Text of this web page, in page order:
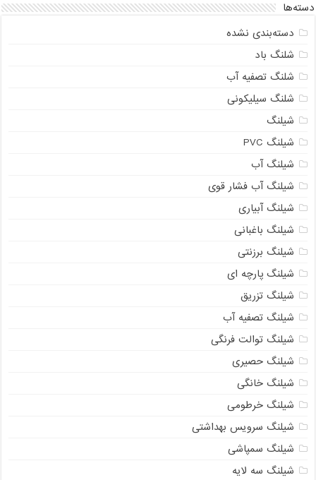
دسته‌ها
دسته‌بندی نشده
شلنگ باد
شلنگ تصفیه آب
شلنگ سیلیکونی
شیلنگ
شیلنگ PVC
شیلنگ آب
شیلنگ آب فشار قوی
شیلنگ آبیاری
شیلنگ باغبانی
شیلنگ برزنتی
شیلنگ پارچه ای
شیلنگ تزریق
شیلنگ تصفیه آب
شیلنگ توالت فرنگی
شیلنگ حصیری
شیلنگ خانگی
شیلنگ خرطومی
شیلنگ سرویس بهداشتی
شیلنگ سمپاشی
شیلنگ سه لایه